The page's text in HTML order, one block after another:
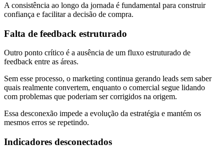
A consistência ao longo da jornada é fundamental para construir
confiança e facilitar a decisão de compra.
Falta de feedback estruturado
Outro ponto crítico é a ausência de um fluxo estruturado de
feedback entre as áreas.
Sem esse processo, o marketing continua gerando leads sem saber
quais realmente convertem, enquanto o comercial segue lidando
com problemas que poderiam ser corrigidos na origem.
Essa desconexão impede a evolução da estratégia e mantém os
mesmos erros se repetindo.
Indicadores desconectados